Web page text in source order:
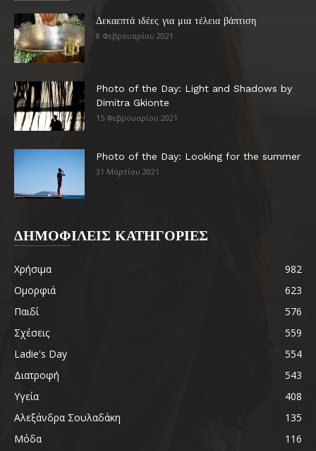
Δεκαεπτά ιδέες για μια τέλεια βάπτιση
8 Φεβρουαρίου 2021
Photo of the Day: Light and Shadows by
Dimitra Gkionte
15 Φεβρουαρίου 2021
Photo of the Day: Looking for the summer
31 Μαρτίου 2021
ΔΗΜΟΦΙΛΕΙΣ ΚΑΤΗΓΟΡΙΕΣ
Χρήσιμα
982
Ομορφιά
623
Παιδί
576
Σχέσεις
559
Ladie's Day
554
Διατροφή
543
Υγεία
408
Αλεξάνδρα Σουλαδάκη
135
Μόδα
116